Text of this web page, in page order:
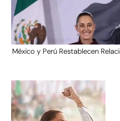
México y Perú Restablecen